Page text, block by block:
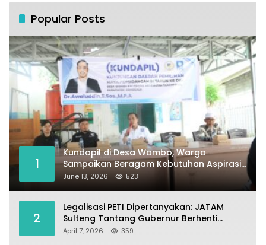
Popular Posts
1
Kundapil di Desa Wombo, Warga
Sampaikan Beragam Kebutuhan Aspirasi
untuk Pembangunan Desa
June 13, 2026 523
2
Legalisasi PETI Dipertanyakan: JATAM
Sulteng Tantang Gubernur Berhenti
Andalkan Tambang dan Selamatkan
April 7, 2026 359